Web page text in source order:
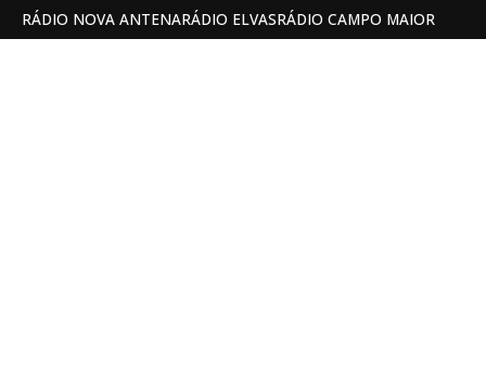
RÁDIO NOVA ANTENARÁDIO ELVASRÁDIO CAMPO MAIOR